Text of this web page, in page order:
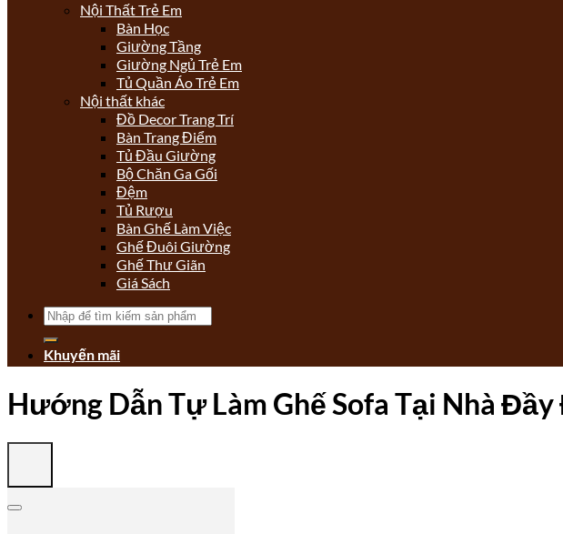
Nội Thất Trẻ Em
Bàn Học
Giường Tầng
Giường Ngủ Trẻ Em
Tủ Quần Áo Trẻ Em
Nội thất khác
Đồ Decor Trang Trí
Bàn Trang Điểm
Tủ Đầu Giường
Bộ Chăn Ga Gối
Đệm
Tủ Rượu
Bàn Ghế Làm Việc
Ghế Đuôi Giường
Ghế Thư Giãn
Giá Sách
Tìm
kiếm:
Khuyến mãi
Hướng Dẫn Tự Làm Ghế Sofa Tại Nhà